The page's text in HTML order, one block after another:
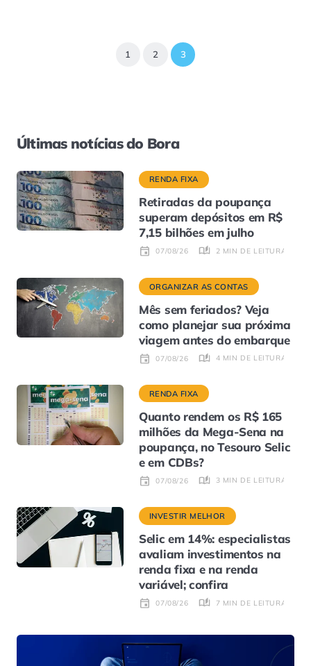
1 2 3
Últimas notícias do Bora
RENDA FIXA
Retiradas da poupança
superam depósitos em R$
7,15 bilhões em julho
07/08/26 2 MIN DE LEITURA
ORGANIZAR AS CONTAS
Mês sem feriados? Veja
como planejar sua próxima
viagem antes do embarque
07/08/26 4 MIN DE LEITURA
RENDA FIXA
Quanto rendem os R$ 165
milhões da Mega-Sena na
poupança, no Tesouro Selic
e em CDBs?
07/08/26 3 MIN DE LEITURA
INVESTIR MELHOR
Selic em 14%: especialistas
avaliam investimentos na
renda fixa e na renda
variável; confira
07/08/26 7 MIN DE LEITURA